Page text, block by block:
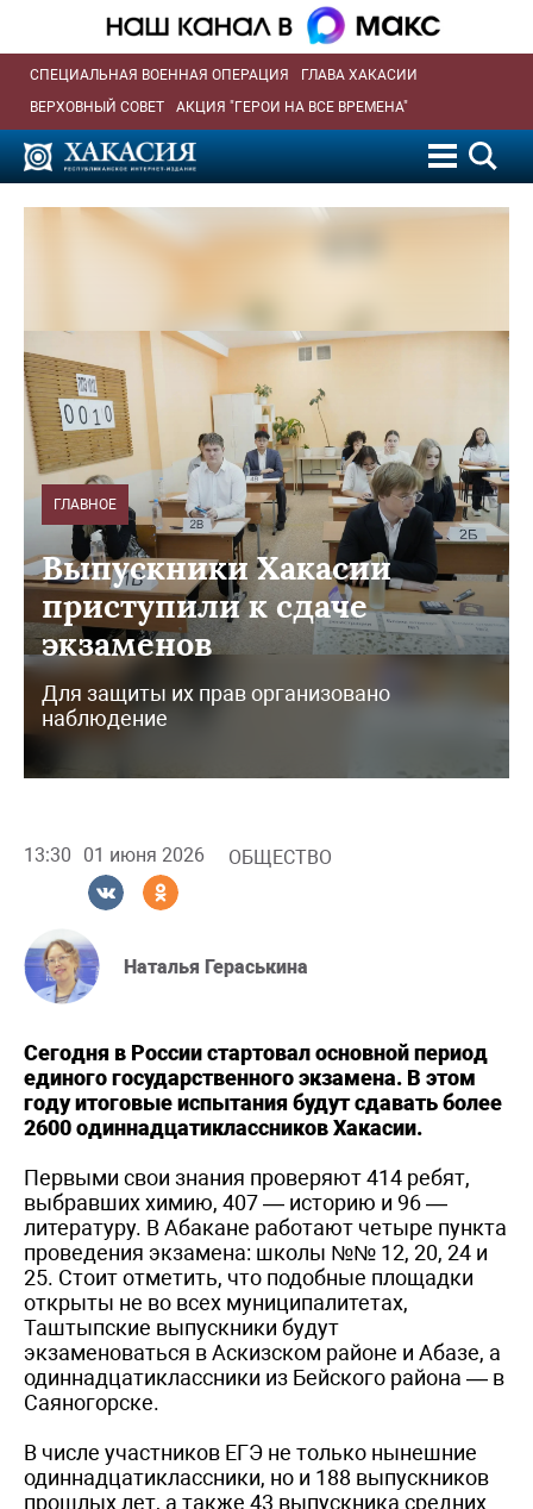
СПЕЦИАЛЬНАЯ ВОЕННАЯ ОПЕРАЦИЯ
ГЛАВА ХАКАСИИ
ВЕРХОВНЫЙ СОВЕТ
АКЦИЯ "ГЕРОИ НА ВСЕ ВРЕМЕНА"
ГЛАВНОЕ
Выпускники Хакасии
приступили к сдаче
экзаменов
Для защиты их прав организовано
наблюдение
13:30 01 июня 2026 ОБЩЕСТВО
Наталья Гераськина
Сегодня в России стартовал основной период
единого государственного экзамена. В этом
году итоговые испытания будут сдавать более
2600 одиннадцатиклассников Хакасии.
Первыми свои знания проверяют 414 ребят,
выбравших химию, 407 — историю и 96 —
литературу. В Абакане работают четыре пункта
проведения экзамена: школы №№ 12, 20, 24 и
25. Стоит отметить, что подобные площадки
открыты не во всех муниципалитетах,
Таштыпские выпускники будут
экзаменоваться в Аскизском районе и Абазе, а
одиннадцатиклассники из Бейского района — в
Саяногорске.
В числе участников ЕГЭ не только нынешние
одиннадцатиклассники, но и 188 выпускников
прошлых лет, а также 43 выпускника средних